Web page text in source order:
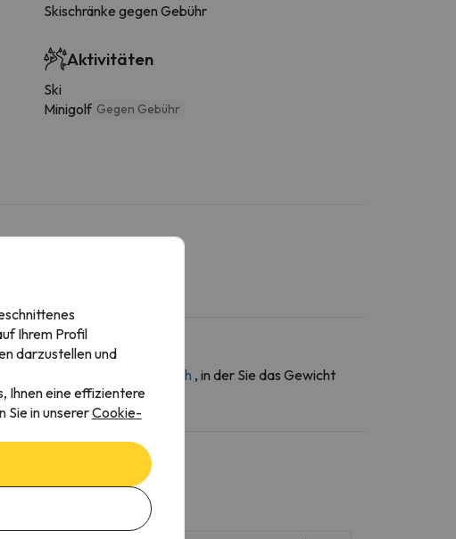
Skischränke gegen Gebühr
Aktivitäten
Ski
Minigolf Gegen Gebühr
über den Kontaktbereich , in der Sie das Gewicht
Ihrem Profil
darzustellen und
Ihnen eine effizientere
Sie in unsererCookie-